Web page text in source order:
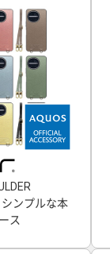
ンプルな本
ス